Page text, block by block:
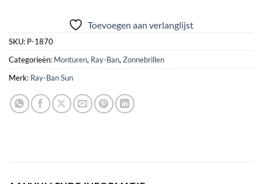
Toevoegen aan verlanglijst
SKU: P-1870
Categorieën: Monturen, Ray-Ban, Zonnebrillen
Merk: Ray-Ban Sun